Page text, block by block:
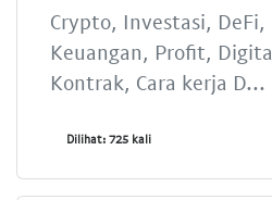
Crypto, Investasi, DeFi,
Keuangan, Profit,
Kontrak, Cara kerja D...
Dilihat: 725 kali